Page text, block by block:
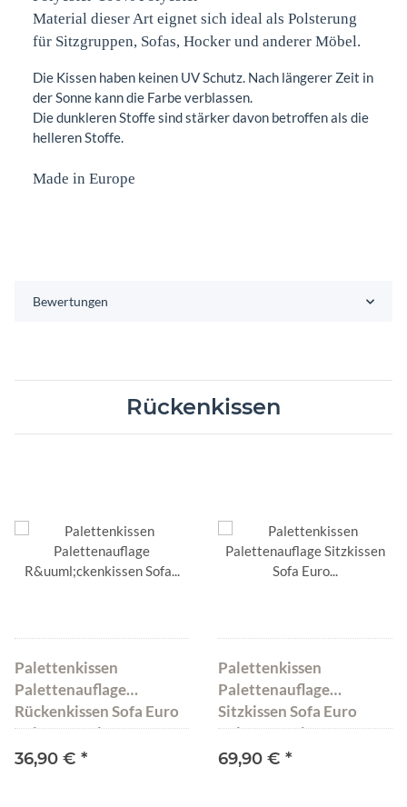
Material dieser Art eignet sich ideal als Polsterung
für Sitzgruppen, Sofas, Hocker und anderer Möbel.
Die Kissen haben keinen UV Schutz. Nach längerer Zeit in
der Sonne kann die Farbe verblassen.
Die dunkleren Stoffe sind stärker davon betroffen als die
helleren Stoffe.
Made in Europe
Bewertungen
Rückenkissen
Palettenkissen
Palettenauflage
Rückenkissen Sofa Euro
Paletten Polster MH-
JC02 Dunkelbraun
36,90 € *
Palettenkissen
Palettenauflage
Sitzkissen Sofa Euro
Paletten Polster MH-
JC02 Dunkelbraun
69,90 € *